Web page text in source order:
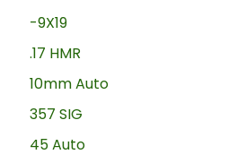
-9X19
.17 HMR
10mm Auto
357 SIG
45 Auto